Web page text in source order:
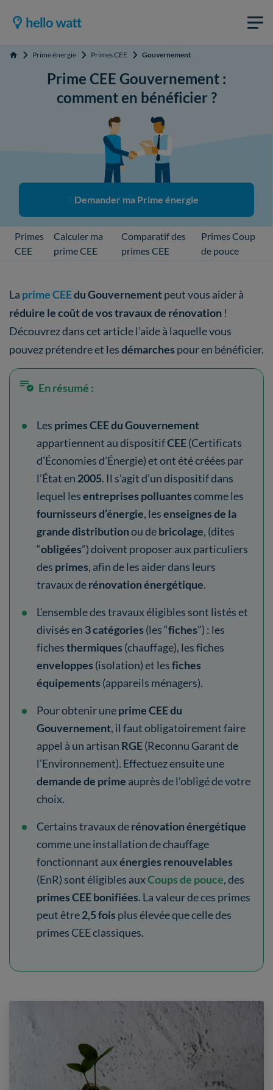
Accueil Prime énergie Primes CEE Gouvernement
Prime CEE Gouvernement :
comment en bénéficier ?
Demander ma Prime énergie
Primes
CEE
Calculer ma
prime CEE
Comparatif des
primes CEE
Primes Coup
de pouce
La prime CEEdu Gouvernementpeut vous aider à
réduire le coût de vos travaux de rénovation !
Découvrez dans cet article l’aide à laquelle vous
pouvez prétendre et lesdémarches pour en bénéficier.
En résumé :
Les primes CEE du Gouvernement
appartiennent au dispositifCEE(Certificats
d’Économies d’Énergie) et ont été créées par
l’État en 2005. Il s'agit d’un dispositif dans
lequel lesentreprises polluantescomme les
fournisseurs d’énergie, lesenseignes de la
grande distributionou debricolage, (dites
“obligées”) doivent proposer aux particuliers
des primes, afin de les aider dans leurs
travaux derénovation énergétique.
L’ensemble des travaux éligibles sont listés et
divisés en 3 catégories (les “fiches”) : les
fichesthermiques (chauffage), les fiches
enveloppes (isolation)et lesfiches
équipements (appareils ménagers).
Pour obtenir uneprime CEE du
Gouvernement, il faut obligatoirement faire
appel à un artisan RGE(Reconnu Garant de
l’Environnement). Effectuez ensuite une
demande de prime auprès de l’obligé de votre
choix.
Certains travaux derénovation énergétique
comme une installation de chauffage
fonctionnant auxénergies renouvelables
(EnR) sont éligibles auxCoups de pouce, des
primes CEE bonifiées. La valeur de ces primes
peut être2,5 fois plus élevée que celle des
primes CEE classiques.